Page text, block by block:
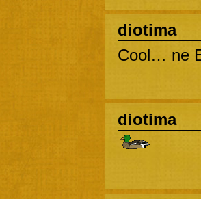
diotima
Cool… ne
diotima